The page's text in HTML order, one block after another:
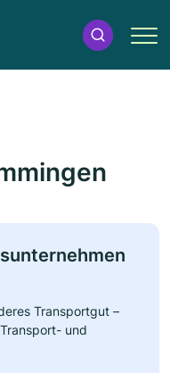
Transportgut –
und